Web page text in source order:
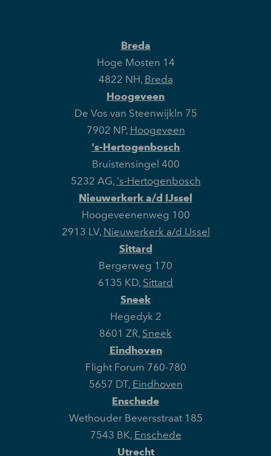
Breda
Hoge Mosten 14
4822 NH, Breda
Hoogeveen
De Vos van Steenwijkln 75
7902 NP, Hoogeveen
's-Hertogenbosch
Bruistensingel 400
5232 AG, 's-Hertogenbosch
Nieuwerkerk a/d IJssel
Hoogeveenenweg 100
2913 LV, Nieuwerkerk a/d IJssel
Sittard
Bergerweg 170
6135 KD, Sittard
Sneek
Hegedyk 2
8601 ZR, Sneek
Eindhoven
Flight Forum 760-780
5657 DT, Eindhoven
Enschede
Wethouder Beversstraat 185
7543 BK, Enschede
Utrecht